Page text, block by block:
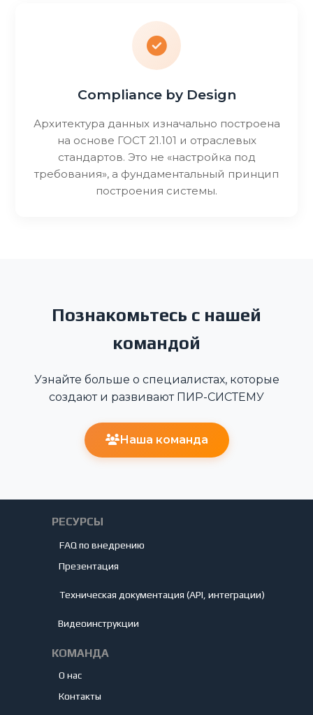
Compliance by Design
Архитектура данных изначально построена
на основе ГОСТ 21.101 и отраслевых
стандартов. Это не «настройка под
требования», а фундаментальный принцип
построения системы.
Познакомьтесь с нашей
командой
Узнайте больше о специалистах, которые
создают и развивают ПИР-СИСТЕМУ
Наша команда
Видеоинструкции
Техническая документация (API, интеграции)
Презентация
FAQ по внедрению
О нас
Контакты
РЕСУРСЫ
КОМАНДА